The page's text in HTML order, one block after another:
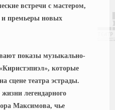
встречи с мастером,
и премьеры новых
показы музыкально-
которые
сцене театра эстрады.
легендарного
Максимова, чье